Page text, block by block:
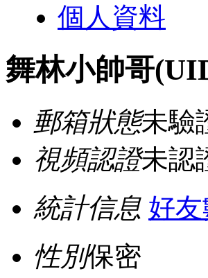
個人資料
舞林小帥哥
郵箱狀態未驗
視頻認證未認
統計信息 好友
性別保密